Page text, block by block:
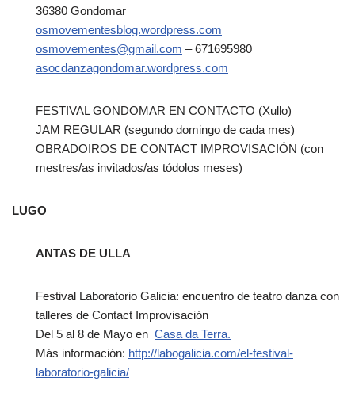
36380 Gondomar
osmovementesblog.wordpress.com
osmovementes@gmail.com – 671695980
asocdanzagondomar.wordpress.com
FESTIVAL GONDOMAR EN CONTACTO (Xullo)
JAM REGULAR (segundo domingo de cada mes)
OBRADOIROS DE CONTACT IMPROVISACIÓN (con
mestres/as invitados/as tódolos meses)
LUGO
ANTAS DE ULLA
Festival Laboratorio Galicia: encuentro de teatro danza con
talleres de Contact Improvisación
Del 5 al 8 de Mayo en Casa da Terra.
Más información: http://labogalicia.com/el-festival-
laboratorio-galicia/